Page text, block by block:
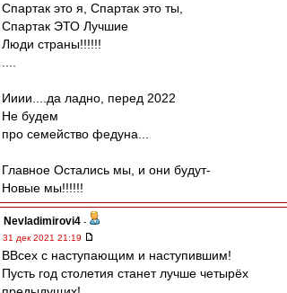
Спартак это я, Спартак это ты,
Спартак ЭТО Лучшие
Люди страны!!!!!!
Ииии....да ладно, перед 2022
Не будем
про семейство федуна...
Главное Остались мы, и они будут-
Новые мы!!!!!!
Nevladimirovi4 -
31 дек 2021 21:19
ВВсех с наступающим и наступившим!
Пусть год столетия станет лучше четырёх